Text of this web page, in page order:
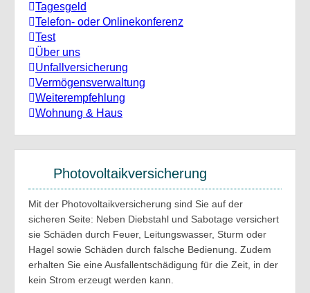
Tagesgeld
Telefon- oder Onlinekonferenz
Test
Über uns
Unfallversicherung
Vermögensverwaltung
Weiterempfehlung
Wohnung & Haus
Photovoltaikversicherung
Mit der Photovoltaikversicherung sind Sie auf der
sicheren Seite: Neben Diebstahl und Sabotage versichert
sie Schäden durch Feuer, Leitungswasser, Sturm oder
Hagel sowie Schäden durch falsche Bedienung. Zudem
erhalten Sie eine Ausfallentschädigung für die Zeit, in der
kein Strom erzeugt werden kann.